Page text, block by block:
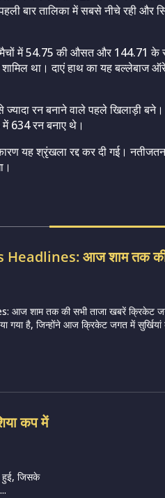
बार तालिका में सबसे नीचे रही और
मैचों में 54.75 की औसत और 144.71 के
था। दाएं हाथ का यह बल्लेबाज
रन बनाने वाले पहले खिलाड़ी
634 रन बनाए थे।
यह श्रृंखला रद्द कर दी गई।
Headlines: आज शाम तक
आज शाम तक की सभी ताजा खबरें क्रिकेट
गया है, जिन्होंने आज क्रिकेट जगत में सुर्खियां
कप में
हुई, जिसके